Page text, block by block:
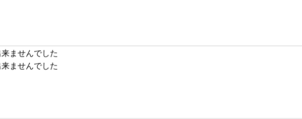
ませんでした
ませんでした